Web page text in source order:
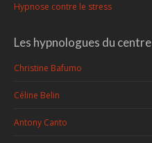
Hypnose contre le stress
Les hypnologues du centre
Christine Bafumo
Céline Belin
Antony Canto